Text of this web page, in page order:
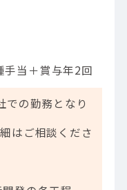
手当＋賞与年2回
での勤務となり
はご相談くださ